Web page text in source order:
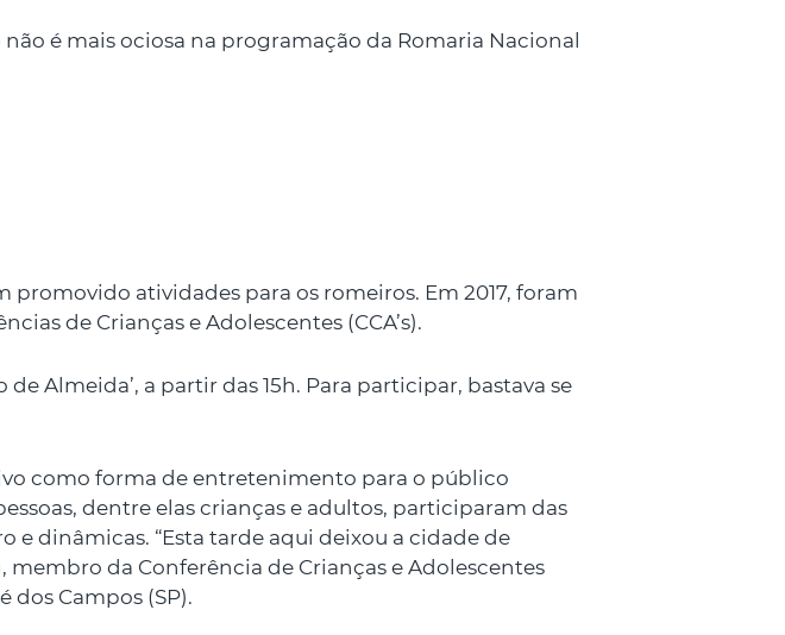
é mais ociosa na programação da Romaria Nacional
atividades para os romeiros. Em 2017, foram
de Crianças e Adolescentes (CCA’s).
Almeida’, a partir das 15h. Para participar, bastava se
como forma de entretenimento para o público
dentre elas crianças e adultos, participaram das
dinâmicas. “Esta tarde aqui deixou a cidade de
membro da Conferência de Crianças e Adolescentes
dos Campos (SP).